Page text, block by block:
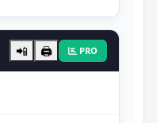
📲 🖨️ PRO